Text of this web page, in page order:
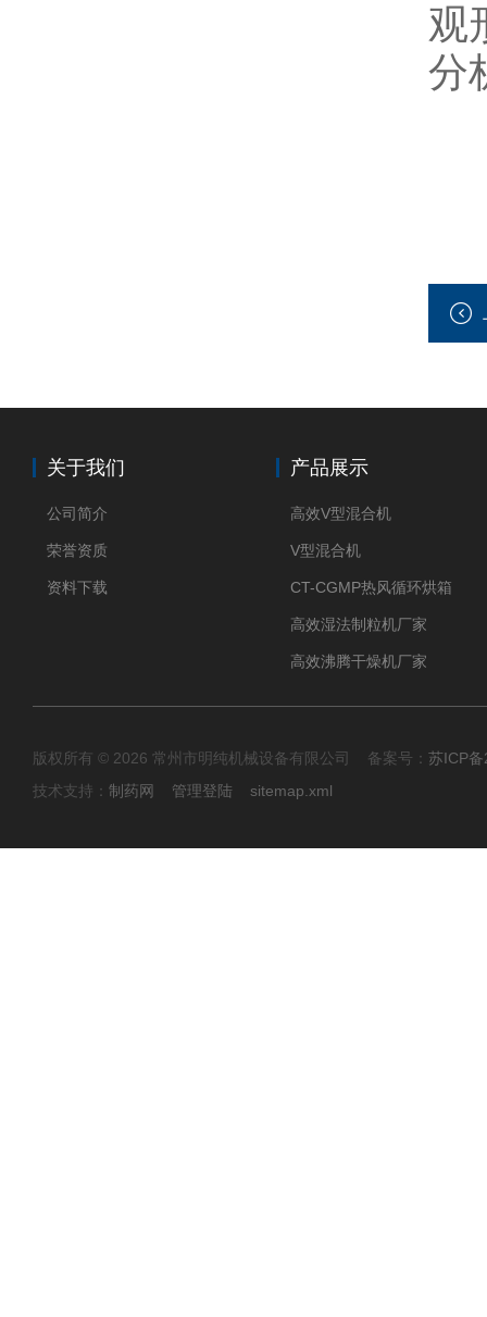
观
分
关于我们
公司简介
荣誉资质
资料下载
产品展示
高效V型混合机
V型混合机
CT-CGMP热风循环烘箱
高效湿法制粒机厂家
高效沸腾干燥机厂家
版权所有 © 2026 常州市明纯机械设备有限公司 备案号： 苏ICP
技术支持： 制药网 管理登陆 sitemap.xml